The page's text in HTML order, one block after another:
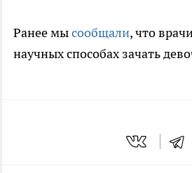
Ранее мысообщали, что
научных способах зачать